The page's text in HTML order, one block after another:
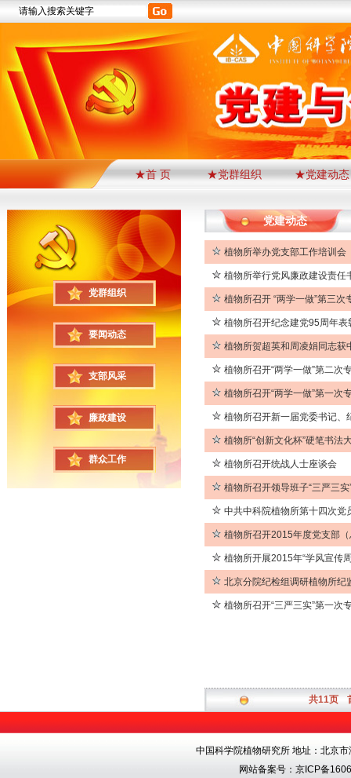
★首 页 ★党群组织 ★党建动态
党群组织
要闻动态
支部风采
廉政建设
群众工作
党建动态
植物所举办党支部工作培训会
植物所举行党风廉政建设责任
植物所召开 “两学一做”第三
植物所召开纪念建党95周年表
植物所贺超英和周凌娟同志获
植物所召开“两学一做”第二次
植物所召开“两学一做”第一次
植物所召开新一届党委书记、
植物所“创新文化杯”硬笔书法
植物所召开统战人士座谈会
植物所召开领导班子“三严三
中共中科院植物所第十四次党
植物所召开2015年度党支部
植物所开展2015年“学风宣传
北京分院纪检组调研植物所纪
植物所召开“三严三实”第一次
共11页
中国科学院植物研究所 地址：北京
网站备案号：京ICP备